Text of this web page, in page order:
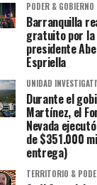
PODER & GOBIERNO
Barranquilla
gratuito por la
presidente
Espriella
UNIDAD
Durante el
Martínez, el
Nevada
de $351.000
entrega)
TERRITORIO &